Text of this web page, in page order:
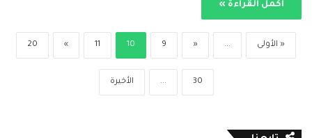
أكمل القراءة »
« الأولى ...
«
9
10
11
»
20
30
... الأخيرة